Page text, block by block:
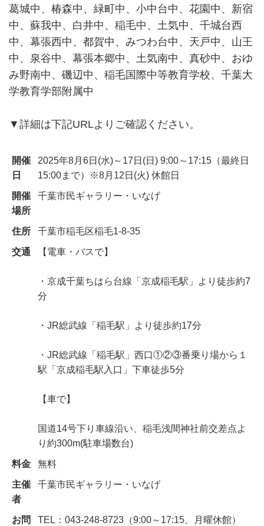
葛城中、椿森中、緑町中、小中台中、花園中、新宿
中、蘇我中、白井中、稲毛中、土気中、千城台西
中、幕張西中、都賀中、みつわ台中、天戸中、山王
中、泉谷中、幕張本郷中、土気南中、真砂中、おゆ
み野南中、磯辺中、稲毛国際中等教育学校、千葉大
学教育学部附属中
▼詳細は下記URLよりご確認ください。
開催
日
2025年8月6日(水)～17日(日) 9:00～17:15（最終日
15:00まで）※8月12日(火) 休館日
開催
場所
千葉市民ギャラリー・いなげ
住所
千葉市稲毛区稲毛1-8-35
交通
【電車・バスで】
・京成千葉ちはら台線「京成稲毛駅」より徒歩約7
分
・JR総武線「稲毛駅」より徒歩約17分
・JR総武線「稲毛駅」西口①②③番乗り場から１
駅「京成稲毛駅入口」下車徒歩5分
【車で】
国道14号下り車線沿い、稲毛浅間神社前交差点よ
り約300m(駐車場数台)
料金
無料
主催
者
千葉市民ギャラリー・いなげ
お問
TEL：043-248-8723（9:00～17:15、月曜休館）